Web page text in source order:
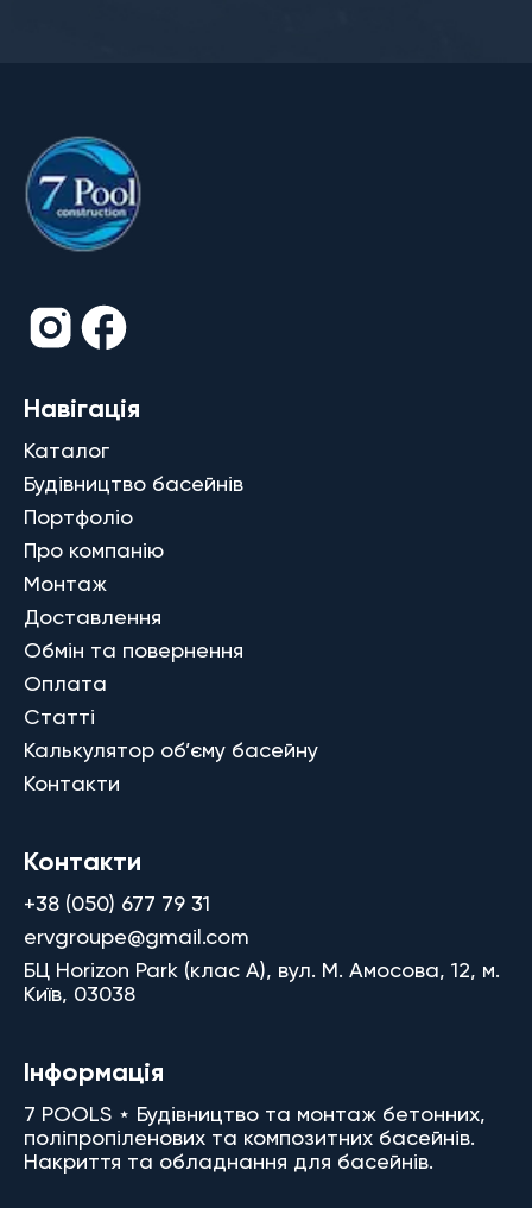
Навігація
Каталог
Будівництво басейнів
Портфоліо
Про компанію
Монтаж
Доставлення
Обмін та повернення
Оплата
Статті
Калькулятор об’єму басейну
Контакти
Контакти
+38 (050) 677 79 31
ervgroupe@gmail.com
БЦ Horizon Park (клас A), вул. М. Амосова, 12, м.
Київ, 03038
Інформація
7 POOLS ⋆ Будівництво та монтаж бетонних,
поліпропіленових та композитних басейнів.
Накриття та обладнання для басейнів.